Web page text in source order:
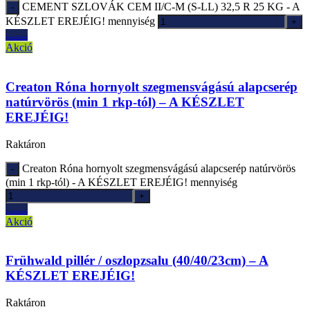
CEMENT SZLOVÁK CEM II/C-M (S-LL) 32,5 R 25 KG - A
KÉSZLET EREJÉIG! mennyiség
Ajánlatkérés
Akció
Creaton Róna hornyolt szegmensvágású alapcserép
natúrvörös (min 1 rkp-tól) – A KÉSZLET
EREJÉIG!
Raktáron
Creaton Róna hornyolt szegmensvágású alapcserép natúrvörös
(min 1 rkp-tól) - A KÉSZLET EREJÉIG! mennyiség
Ajánlatkérés
Akció
Frühwald pillér / oszlopzsalu (40/40/23cm) – A
KÉSZLET EREJÉIG!
Raktáron